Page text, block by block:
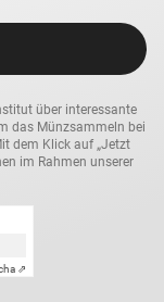
über interessante
das Münzsammeln bei
dem Klick auf „Jetzt
im Rahmen unserer
⇗